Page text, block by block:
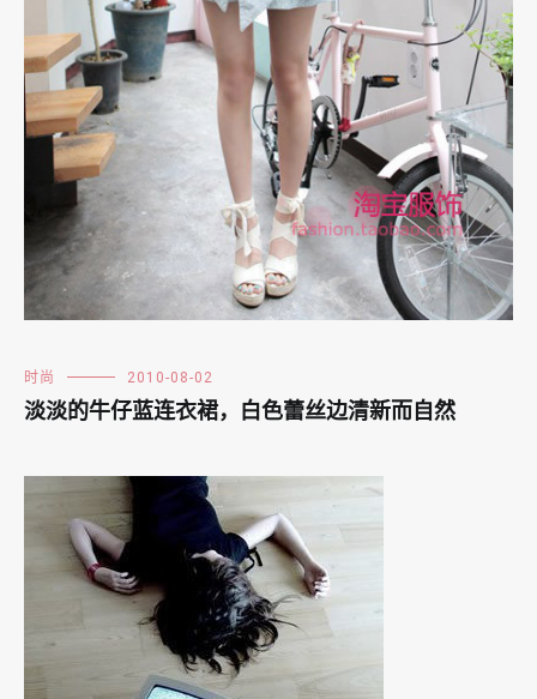
时尚 2010-08-02
淡淡的牛仔蓝连衣裙，白色蕾丝边清新而自然